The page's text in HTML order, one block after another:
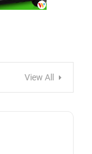
View All